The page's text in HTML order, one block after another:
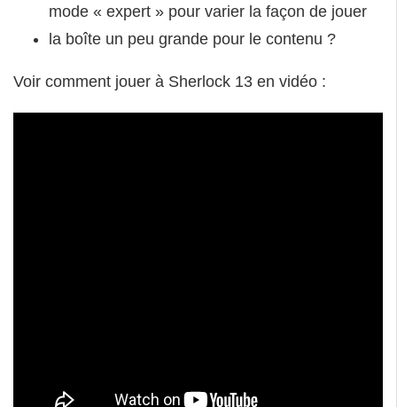
mode « expert » pour varier la façon de jouer
la boîte un peu grande pour le contenu ?
Voir comment jouer à Sherlock 13 en vidéo :